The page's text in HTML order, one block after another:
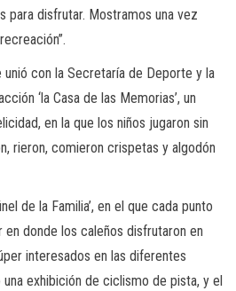
para disfrutar. Mostramos una vez
unió con la Secretaría de Deporte y la
‘la Casa de las Memorias’, un
en la que los niños jugaron sin
rieron, comieron crispetas y algodón
de la Familia’, en el que cada punto
en donde los caleños disfrutaron en
interesados en las diferentes
exhibición de ciclismo de pista, y el